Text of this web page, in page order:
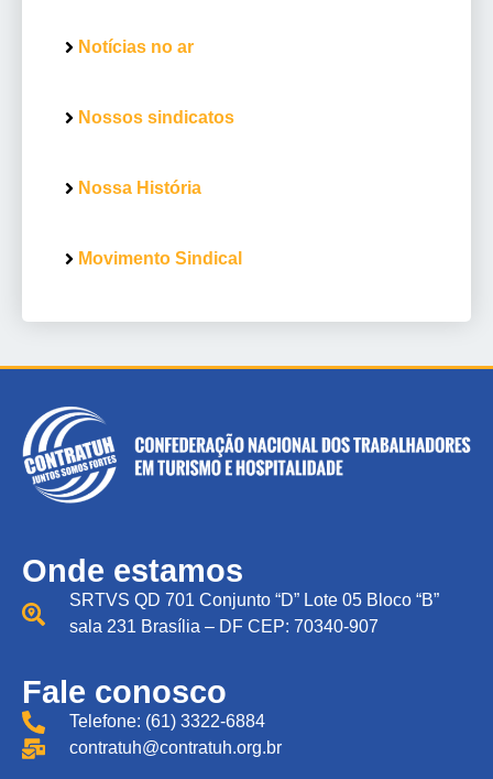
Notícias no ar
Nossos sindicatos
Nossa História
Movimento Sindical
Onde estamos
SRTVS QD 701 Conjunto “D” Lote 05 Bloco “B”
sala 231 Brasília – DF CEP: 70340-907
Fale conosco
Telefone: (61) 3322-6884
contratuh@contratuh.org.br